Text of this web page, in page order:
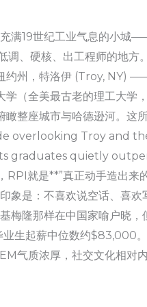
满19世纪工业气息的小城
调、硬核、出工程师的地方
州，特洛伊 (Troy, NY)
（全美最古老的理工大学
整座城市与哈德逊河。这
overlooking Troy and
graduates quietly
就是**”真正动手造出来
是：不喜欢说空话、喜欢
梅隆那样在中国家喻户晓，
生起薪中位数约$83,000
气质浓厚，社交文化相对